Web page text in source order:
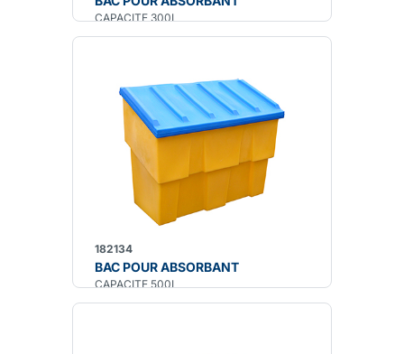
CAPACITE 300L
182134
BAC POUR ABSORBANT
CAPACITE 500L